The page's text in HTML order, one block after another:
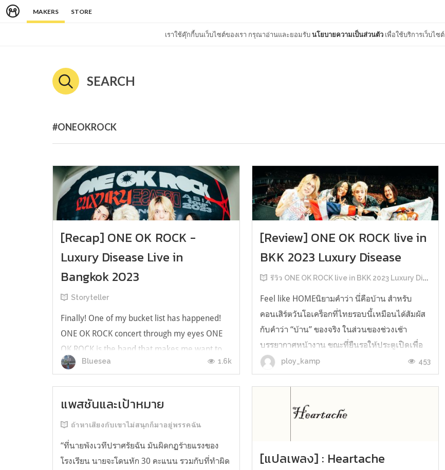
MAKERS STORE
เราใช้คุ๊กกี้บนเว็บไซต์ของเรา กรุณาอ่านและยอมรับนโยบายความเป็นส่วนตัว เพื่อใช้บริการเว็บไซต์
SEARCH
#ONEOKROCK
[Recap] ONE OK ROCK -
Luxury Disease Live in
Bangkok 2023
Storyteller
Finally! One of my bucket list has happened!
ONE OK ROCK concert through my eyes ONE
OK ROCK is the band that makes me want to
see their concert ever since I became a fan of
ช่วง Eye of the storm 2020 ถูกย...
Bluesea 1.6k
[Review] ONE OK ROCK live in
BKK 2023 Luxury Disease
รีวิว ONE OK ROCK live in BKK 2023 Luxury Disease
Feel like HOMEนิยามคำว่า นี่คือบ้าน สำหรับ
คอนเสิร์ตวันโอเคร็อกที่ไทยรอบนี้เหมือนได้สัมผัส
กับคำว่า “บ้าน” ของจริง ในส่วนของช่วงเช้า
บรรยากาศหน้างาน ขณะที่ยืนรอให้ประตูเปิดเพื่อ
เข้าไปซื้อของ officials merchandise ของทางวง
GIVEAWAY มากมายถูกแจกจ่ายให้กับคนในแถว สิ่ง
ploy_kamp 453
แพสชันและเป้าหมาย
ถ้าหาเสียงกับเขาไม่สนุกก็มาอยู่พรรคฉัน
“ที่นายพังเวทีปราศรัยฉัน มันผิดกฏร้ายแรงของ
โรงเรียน นายจะโดนหัก 30 คะแนน รวมกับที่ทำผิด
[แปลเพลง] : Heartache